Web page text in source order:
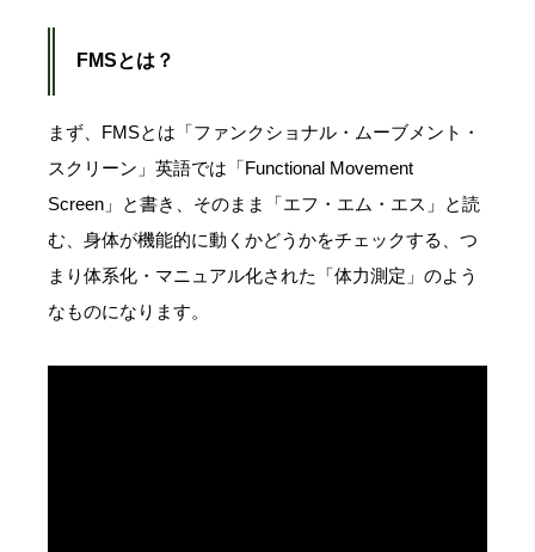
FMSとは？
まず、FMSとは「ファンクショナル・ムーブメント・
スクリーン」英語では「Functional Movement
Screen」と書き、そのまま「エフ・エム・エス」と読
む、身体が機能的に動くかどうかをチェックする、つ
まり体系化・マニュアル化された「体力測定」のよう
なものになります。